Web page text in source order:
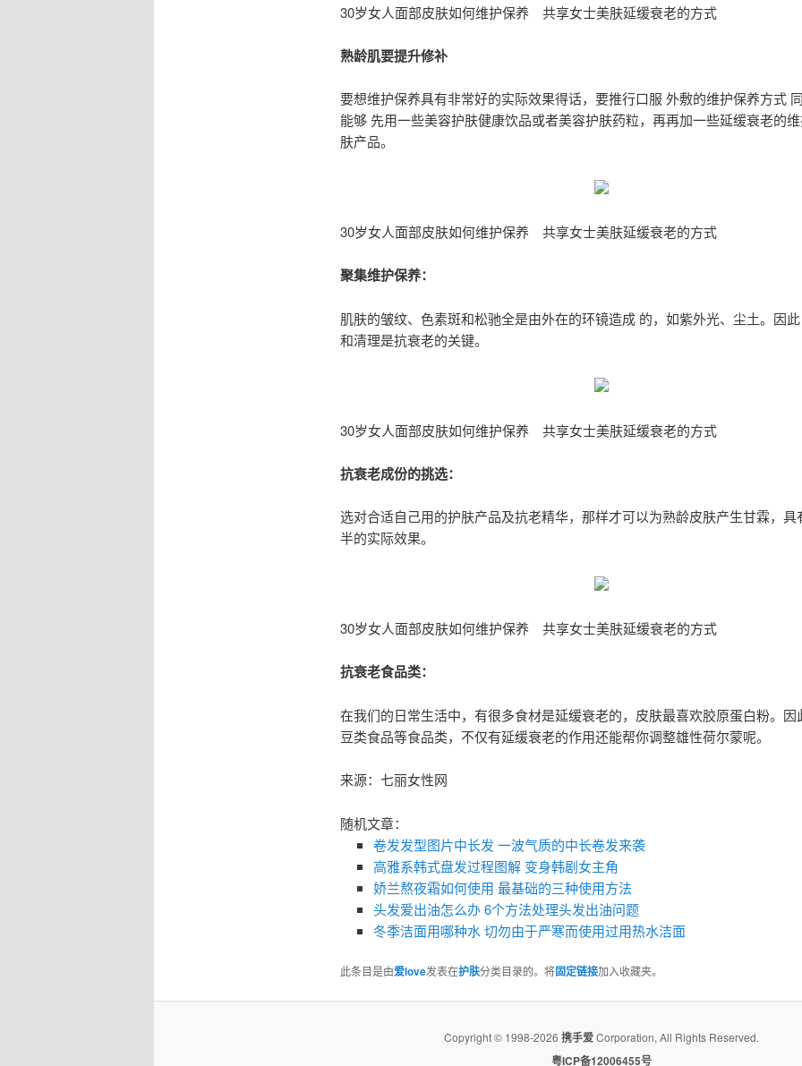
30岁女人面部皮肤如何维护保养 共享女士美肤延缓衰老的方式
熟龄肌要提升修补
要想维护保养具有非常好的实际效果得话，要推行口服 外敷的维护保养方式
能够 先用一些美容护肤健康饮品或者美容护肤药粒，再再加一些延缓衰老的
肤产品。
30岁女人面部皮肤如何维护保养 共享女士美肤延缓衰老的方式
聚集维护保养：
肌肤的皱纹、色素斑和松驰全是由外在的环镜造成 的，如紫外光、尘土。因
和清理是抗衰老的关键。
30岁女人面部皮肤如何维护保养 共享女士美肤延缓衰老的方式
抗衰老成份的挑选：
选对合适自己用的护肤产品及抗老精华，那样才可以为熟龄皮肤产生甘霖，具
半的实际效果。
30岁女人面部皮肤如何维护保养 共享女士美肤延缓衰老的方式
抗衰老食品类：
在我们的日常生活中，有很多食材是延缓衰老的，皮肤最喜欢胶原蛋白粉。因
豆类食品等食品类，不仅有延缓衰老的作用还能帮你调整雄性荷尔蒙呢。
来源：七丽女性网
随机文章：
卷发发型图片中长发 一波气质的中长卷发来袭
高雅系韩式盘发过程图解 变身韩剧女主角
娇兰熬夜霜如何使用 最基础的三种使用方法
头发爱出油怎么办 6个方法处理头发出油问题
冬季洁面用哪种水 切勿由于严寒而使用过用热水洁面
此条目是由爱love发表在护肤分类目录的。将固定链接加入收藏夹。
Copyright © 1998-2026 携手爱Corporation, All Rights Reserved.
粤ICP备12006455号